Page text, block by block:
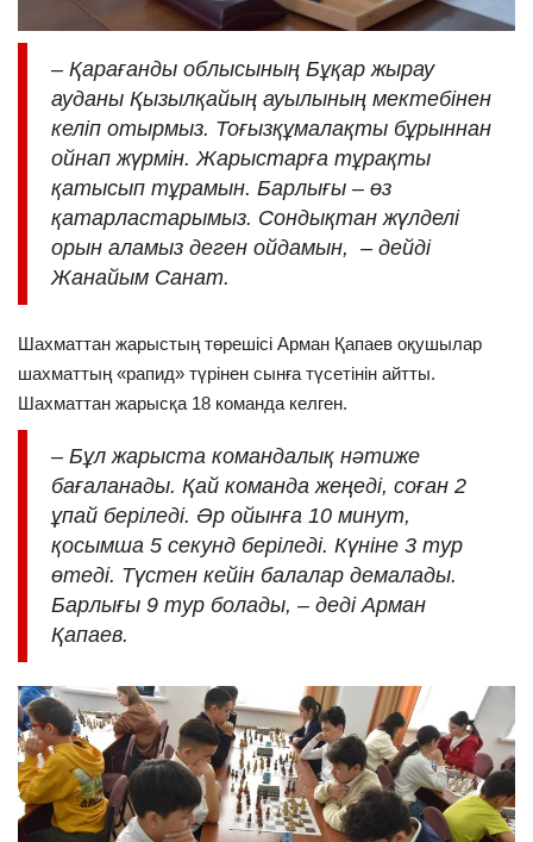
– Қарағанды облысының Бұқар жырау
ауданы Қызылқайың ауылының мектебінен
келіп отырмыз. Тоғызқұмалақты бұрыннан
ойнап жүрмін. Жарыстарға тұрақты
қатысып тұрамын. Барлығы – өз
қатарластарымыз. Сондықтан жүлделі
орын аламыз деген ойдамын, – дейді
Жанайым Санат.
Шахматтан жарыстың төрешісі Арман Қапаев оқушылар
шахматтың «рапид» түрінен сынға түсетінін айтты.
Шахматтан жарысқа 18 команда келген.
– Бұл жарыста командалық нәтиже
бағаланады. Қай команда жеңеді, соған 2
ұпай беріледі. Әр ойынға 10 минут,
қосымша 5 секунд беріледі. Күніне 3 тур
өтеді. Түстен кейін балалар демалады.
Барлығы 9 тур болады, – деді Арман
Қапаев.